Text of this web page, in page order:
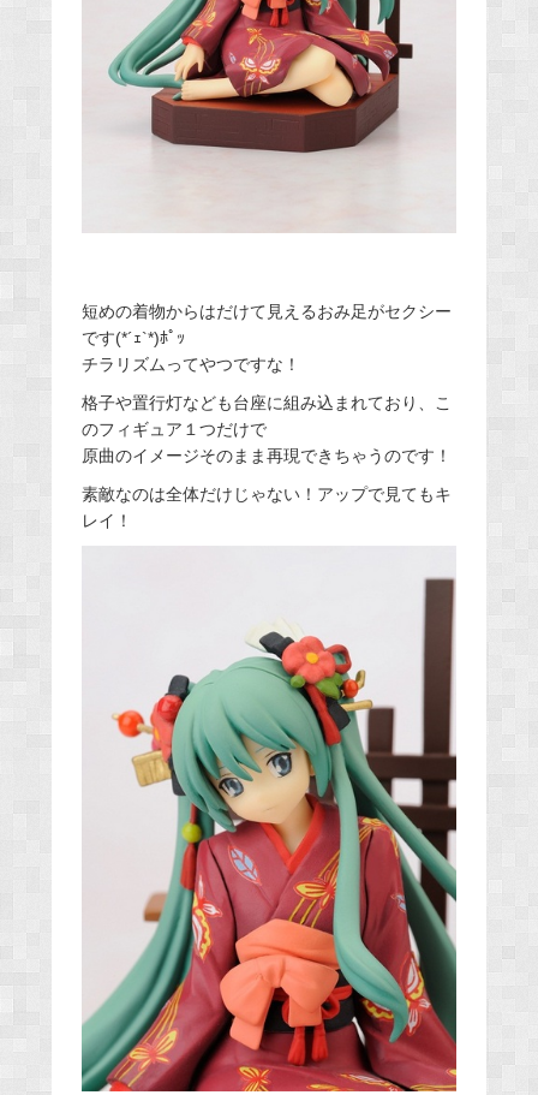
短めの着物からはだけて見えるおみ足がセクシー
です(*´ｪ`*)ﾎﾟｯ
チラリズムってやつですな！
格子や置行灯なども台座に組み込まれており、こ
のフィギュア１つだけで
原曲のイメージそのまま再現できちゃうのです！
素敵なのは全体だけじゃない！アップで見てもキ
レイ！